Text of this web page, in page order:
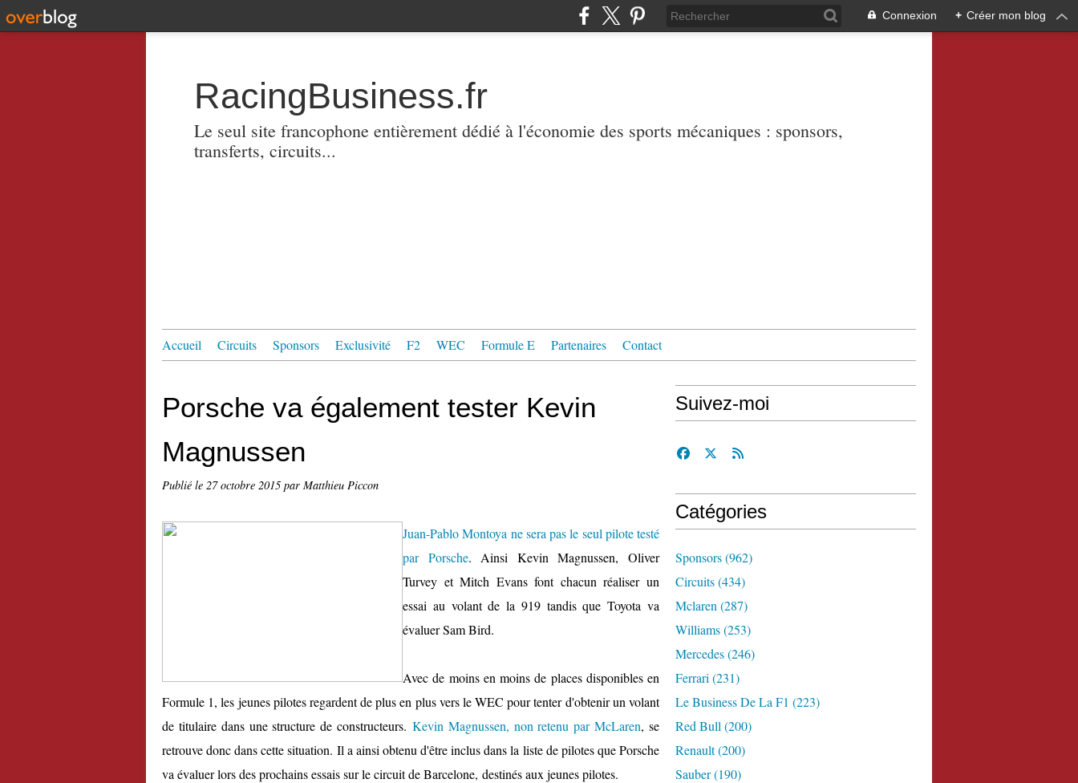
Connexion + Créer mon blog
RacingBusiness.fr
Le seul site francophone entièrement dédié à l'économie des sports mécaniques : sponsors,
transferts, circuits...
Accueil Circuits Sponsors Exclusivité F2 WEC Formule E Partenaires Contact
Porsche va également tester Kevin
Magnussen
Publié le 27 octobre 2015 par Matthieu Piccon
Juan-Pablo Montoya ne sera pas le seul pilote testé
par Porsche. Ainsi Kevin Magnussen, Oliver
Turvey et Mitch Evans font chacun réaliser un
essai au volant de la 919 tandis que Toyota va
évaluer Sam Bird.
Avec de moins en moins de places disponibles en
Formule 1, les jeunes pilotes regardent de plus en plus vers le WEC pour tenter d'obtenir un volant
de titulaire dans une structure de constructeurs. Kevin Magnussen, non retenu par McLaren, se
retrouve donc dans cette situation. Il a ainsi obtenu d'être inclus dans la liste de pilotes que Porsche
va évaluer lors des prochains essais sur le circuit de Barcelone, destinés aux jeunes pilotes.
Suivez-moi
Catégories
Sponsors(962)
Circuits(434)
Mclaren (287)
Williams(253)
Mercedes(246)
Ferrari (231)
Le Business De La F1 (223)
Red Bull (200)
Renault(200)
Sauber(190)